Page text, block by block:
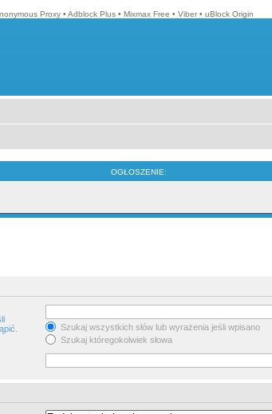
Proxy • Adblock Plus • Mixmax Free • Viber • uBlock Origin
OGŁOSZENIE:
Szukaj wszystkich słów lub wyrażenia jeśli wpisano
Szukaj któregokolwiek słowa